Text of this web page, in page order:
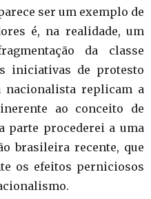
ser um exemplo de
é, na realidade, um
da classe
iniciativas de protesto
nacionalista replicam a
ao conceito de
parte procederei a uma
brasileira recente, que
os efeitos perniciosos